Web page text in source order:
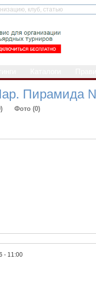
Пирамида
Фото (0)
- 11:00